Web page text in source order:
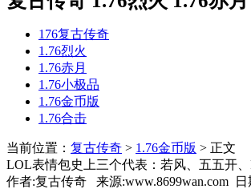
176复古传奇
1.76烈火
1.76赤月
1.76小极品
1.76金币版
1.76合击
当前位置： 复古传奇 > 1.76金币版 > 正文
LOL表情包史上三个代表：若风、五五开
作者:复古传奇 来源:www.8699wan.com 日